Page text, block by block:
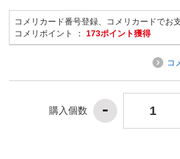
コメリカード番号登録、コメリカードでお
コメリポイント ： 173ポイント獲得
コ
購入個数